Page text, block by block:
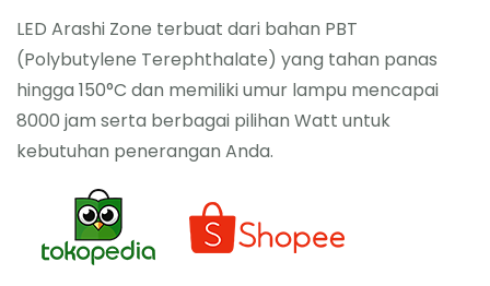
LED Arashi Zone terbuat dari bahan PBT
(Polybutylene Terephthalate) yang tahan panas
hingga 150°C dan memiliki umur lampu mencapai
8000 jam serta berbagai pilihan Watt untuk
kebutuhan penerangan Anda.